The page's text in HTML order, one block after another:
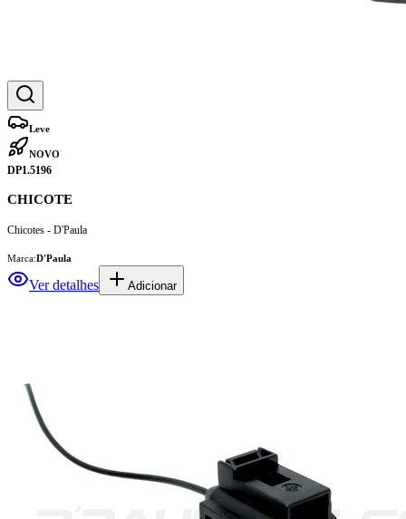
Leve
NOVO
DP1.5196
CHICOTE
Chicotes - D'Paula
Marca:D'Paula
Ver detalhes Adicionar